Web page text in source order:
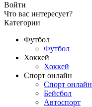
Войти
Что вас интересует?
Категории
Футбол
Футбол
Хоккей
Хоккей
Спорт онлайн
Спорт онлайн
Бейсбол
Автоспорт